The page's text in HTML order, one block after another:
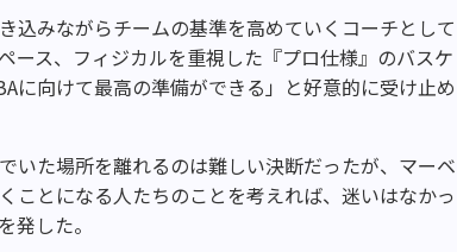
込みながらチームの基準を高めていくコーチとして
ース、フィジカルを重視した『プロ仕様』のバスケ
に向けて最高の準備ができる」と好意的に受け止め
いた場所を離れるのは難しい決断だったが、マーベ
ことになる人たちのことを考えれば、迷いはなかっ
発した。